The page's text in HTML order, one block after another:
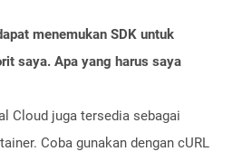
menemukan SDK untuk
saya. Apa yang harus saya
Cloud juga tersedia sebagai
Coba gunakan dengan cURL